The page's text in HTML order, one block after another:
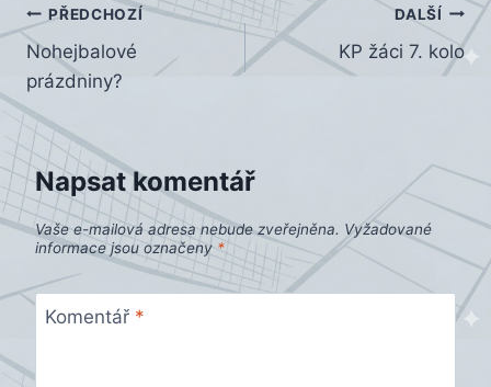
Navigace
pro
příspěvek
PŘEDCHOZÍ
Nohejbalové
prázdniny?
DALŠÍ
KP žáci 7. kolo
Napsat komentář
Vaše e-mailová adresa nebude zveřejněna. Vyžadované
informace jsou označeny *
Komentář *